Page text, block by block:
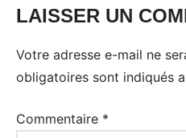
Tags:
LAISSER UN
Votre adresse e-mail ne
obligatoires sont indiqués
Commentaire *